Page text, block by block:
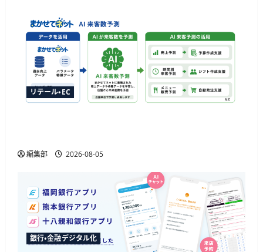
リテール・EC
編集部 2026-08-05
銀行・金融デジタル化